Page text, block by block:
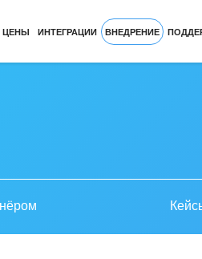
ЦЕНЫ ИНТЕГРАЦИИ ВНЕДРЕНИЕ